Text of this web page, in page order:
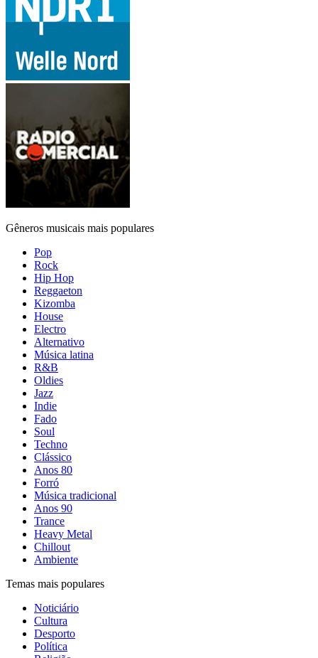
Gêneros musicais mais populares
Pop
Rock
Hip Hop
Reggaeton
Kizomba
House
Electro
Alternativo
Música latina
R&B
Oldies
Jazz
Indie
Fado
Soul
Techno
Clássico
Anos 80
Forró
Música tradicional
Anos 90
Trance
Heavy Metal
Chillout
Ambiente
Temas mais populares
Noticiário
Cultura
Desporto
Política